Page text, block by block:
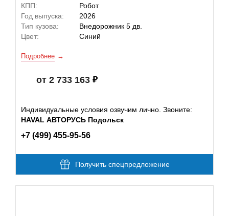
КПП:
Робот
Год выпуска:
2026
Тип кузова:
Внедорожник 5 дв.
Цвет:
Синий
Подробнее
от 2 733 163
Индивидуальные условия озвучим лично. Звоните:
HAVAL АВТОРУСЬ Подольск
+7 (499) 455-95-56
Получить спецпредложение